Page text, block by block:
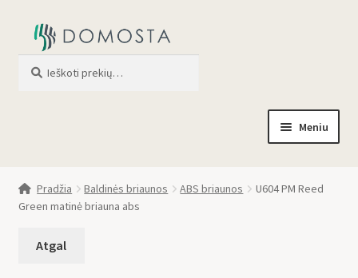
Meniu
Parduotuvė
Apie mus
Pradžia Baldinės briaunos ABS briaunos
U604 PM Reed
Green matinė briauna abs